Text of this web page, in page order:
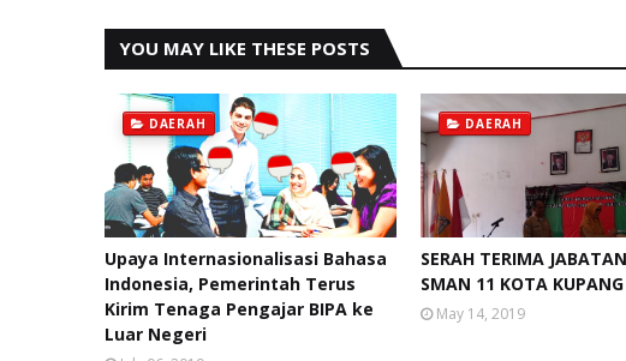
YOU MAY LIKE THESE POSTS
DAERAH
Upaya Internasionalisasi Bahasa
Indonesia, Pemerintah Terus
Kirim Tenaga Pengajar BIPA ke
Luar Negeri
DAERAH
SERAH TERIMA
SMAN 11 KOTA KUPANG
May 14, 2019